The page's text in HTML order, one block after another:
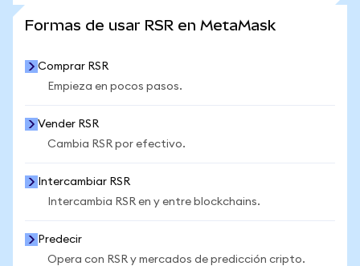
Formas de usar RSR en MetaMask
Comprar RSR
Empieza en pocos pasos.
Vender RSR
Cambia RSR por efectivo.
Intercambiar RSR
Intercambia RSR en y entre blockchains.
Predecir
Opera con RSR y mercados de predicción cripto.